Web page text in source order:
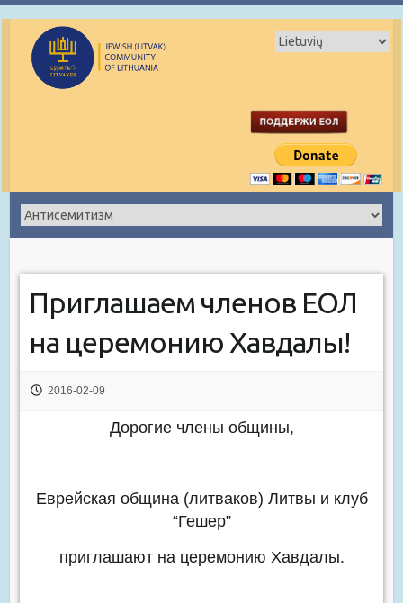
Приглашаем членов ЕОЛ
на церемонию Хавдалы!
2016-02-09
Дорогие члены общины,
Еврейская община (литваков) Литвы и клуб
“Гешер”
приглашают на церемонию Хавдалы.